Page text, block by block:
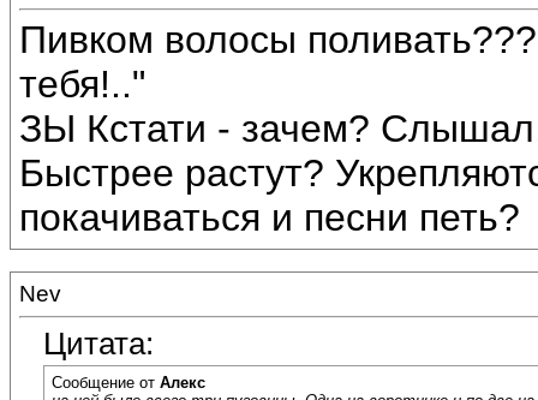
Пивком волосы
тебя!.."
ЗЫ Кстати - зачем?
Быстрее растут?
покачиваться и песни петь?
Nev
Цитата:
Сообщение от Алекс